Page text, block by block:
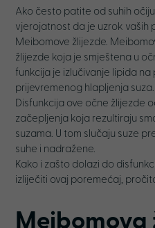
Ako često patite od suhih
vjerojatnost da je uzrok vaših
Meibomove žlijezde.
žlijezde koja je smještena u
funkcija je izlučivanje lipida
prijevremenog hlapljenja suza.
Disfunkcija ove očne žlijezde
začepljenja koja rezultiraju
suzama. U tom slučaju suze
suhe i nadražene.
Kako i zašto dolazi do
izliječiti ovaj poremećaj,
Meibomova